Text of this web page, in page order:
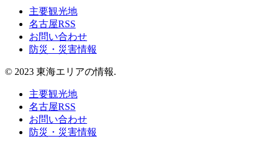
主要観光地
名古屋RSS
お問い合わせ
防災・災害情報
© 2023 東海エリアの情報.
主要観光地
名古屋RSS
お問い合わせ
防災・災害情報